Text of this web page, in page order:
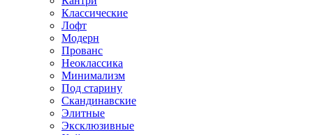
Классические
Лофт
Модерн
Прованс
Неоклассика
Минимализм
Под старину
Скандинавские
Элитные
Эксклюзивные